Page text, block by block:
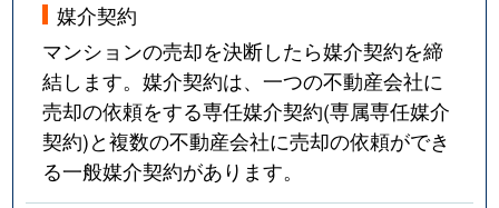
媒介契約
マンションの売却を決断したら媒介契約を締
結します。媒介契約は、一つの不動産会社に
売却の依頼をする専任媒介契約(専属専任媒介
契約)と複数の不動産会社に売却の依頼ができ
る一般媒介契約があります。